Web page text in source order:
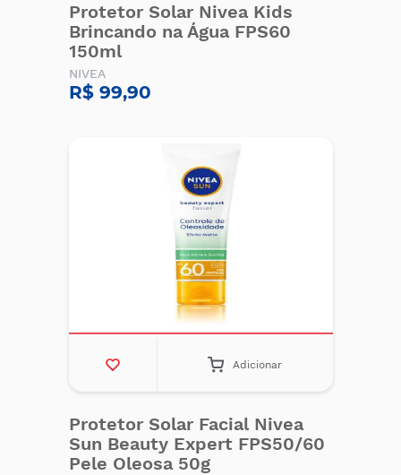
Protetor Solar Nivea Kids
Brincando na Água FPS60
150ml
NIVEA
R$ 99,90
Adicionar
Protetor Solar Facial Nivea
Sun Beauty Expert FPS50/60
Pele Oleosa 50g